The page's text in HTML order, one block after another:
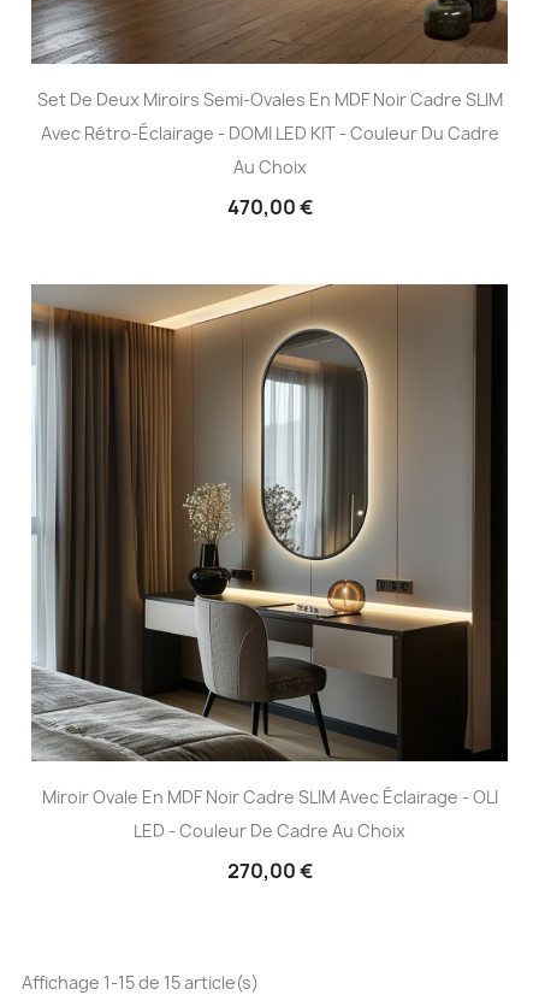
Set De Deux Miroirs Semi-Ovales En MDF Noir Cadre SLIM
Avec Rétro-Éclairage - DOMI LED KIT - Couleur Du Cadre
Au Choix
470,00 €
Miroir Ovale En MDF Noir Cadre SLIM Avec Éclairage - OLI
LED - Couleur De Cadre Au Choix
270,00 €
Affichage 1-15 de 15 article(s)